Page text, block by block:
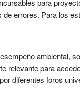
para
errores. Para los
ambiental,
relevante para
diferentes foros